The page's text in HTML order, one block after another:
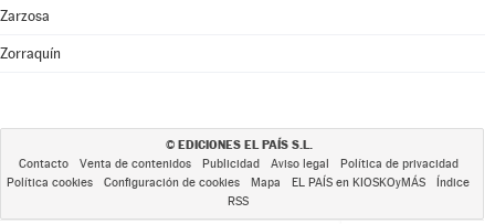
Zarzosa
Zorraquín
© EDICIONES EL PAÍS S.L.
Contacto Venta de contenidos Publicidad Aviso legal
Política de privacidad
Política cookies
Configuración de cookies Mapa EL PAÍS en KIOSKOyMÁS
Índice
RSS